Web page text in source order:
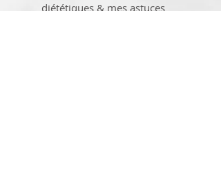
diététiques & mes astuces